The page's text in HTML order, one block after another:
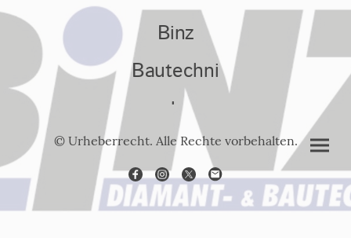
Binz
Bautechni
k
© Urheberrecht. Alle Rechte vorbehalten.